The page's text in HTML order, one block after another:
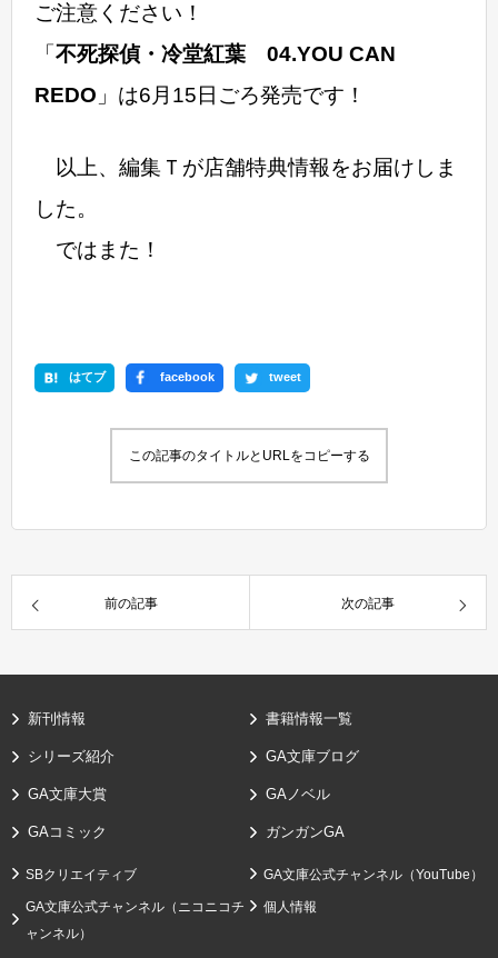
ご注意ください！
「 不死探偵・冷堂紅葉 04.YOU CAN
REDO 」は6月15日ごろ発売です！
以上、編集Ｔが店舗特典情報をお届けしま
した。
ではまた！
はてブ facebook tweet
この記事のタイトルとURLをコピーする
前の記事 次の記事
新刊情報 書籍情報一覧
シリーズ紹介 GA文庫ブログ
GA文庫大賞 GAノベル
GAコミック ガンガンGA
SBクリエイティブ GA文庫公式チャンネル（YouTube）
GA文庫公式チャンネル（ニコニコチ
ャンネル）
個人情報